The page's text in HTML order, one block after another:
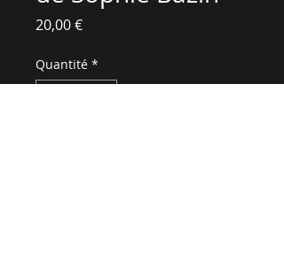
20,00 €Prix
Quantité *